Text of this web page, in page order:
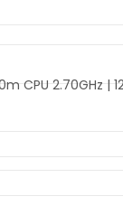
CPU 2.70GHz |